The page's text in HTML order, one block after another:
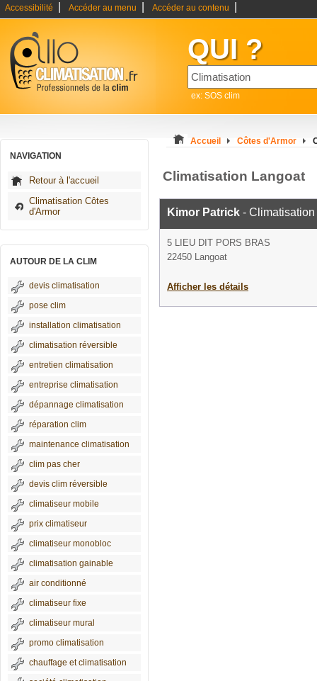
Accessibilité Accéder au menu Accéder au contenu
QUI ?
ex: SOS clim
NAVIGATION
Retour à l'accueil
Climatisation Côtes
d'Armor
AUTOUR DE LA CLIM
devis climatisation
pose clim
installation climatisation
climatisation réversible
entretien climatisation
entreprise climatisation
dépannage climatisation
réparation clim
maintenance climatisation
clim pas cher
devis clim réversible
climatiseur mobile
prix climatiseur
climatiseur monobloc
climatisation gainable
air conditionné
climatiseur fixe
climatiseur mural
promo climatisation
chauffage et climatisation
Accueil Côtes d'Armor
Climatisation Langoat
Kimor Patrick - Climatisation
5 LIEU DIT PORS BRAS
22450 Langoat
Afficher les détails